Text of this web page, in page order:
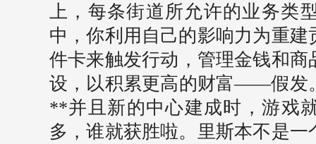
上，每条街道所允许的业务类
中，你利用自己的影响力为重
件卡来触发行动，管理金钱和
设，以积累更高的财富——假发
**并且新的中心建成时，游戏
多，谁就获胜啦。里斯本不是